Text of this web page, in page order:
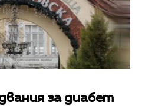
за диабет